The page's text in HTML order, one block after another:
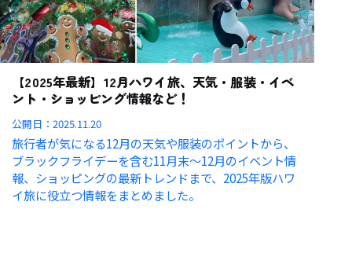
【2025年最新】12月ハワイ旅、天気・服装・イベ
ント・ショッピング情報など！
公開日：2025.11.20
旅行者が気になる12月の天気や服装のポイントから、
ブラックフライデーを含む11月末〜12月のイベント情
報、ショッピングの最新トレンドまで、2025年版ハワ
イ旅に役立つ情報をまとめました。